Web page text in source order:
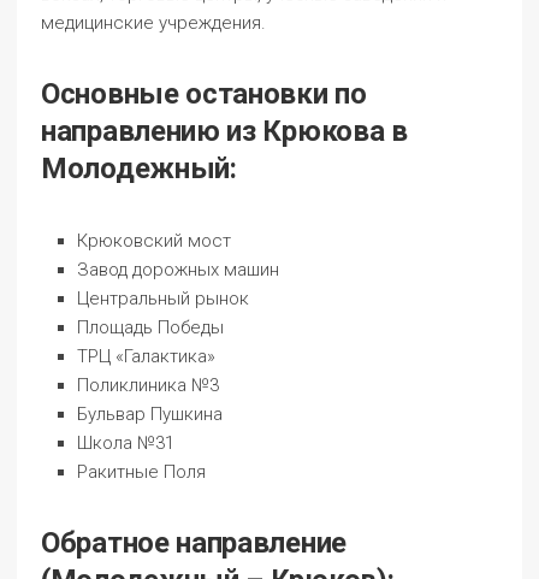
медицинские учреждения.
Основные остановки по
направлению из Крюкова в
Молодежный:
Крюковский мост
Завод дорожных машин
Центральный рынок
Площадь Победы
ТРЦ «Галактика»
Поликлиника №3
Бульвар Пушкина
Школа №31
Ракитные Поля
Обратное направление